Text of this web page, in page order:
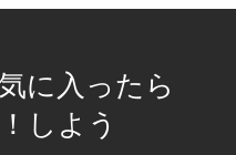
に入ったら
しよう